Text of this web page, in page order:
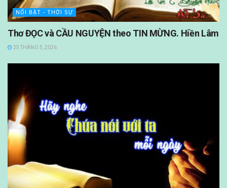
NỔI BẬT - THỜI SỰ
Thơ ĐỌC và CẦU NGUYỆN theo TIN MỪNG. Hiền Lâm
25 THÁNG 5, 2026